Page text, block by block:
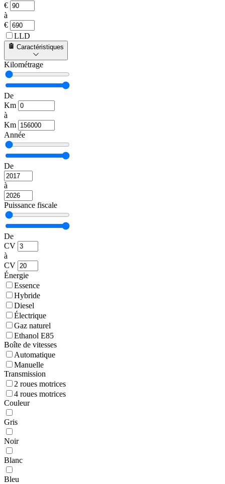
€
à
€
LLD
Caractéristiques
Kilométrage
De
Km
à
Km
Année
De
à
Puissance fiscale
De
CV
à
CV
Énergie
Essence
Hybride
Diesel
Électrique
Gaz naturel
Ethanol E85
Boîte de vitesses
Automatique
Manuelle
Transmission
2 roues motrices
4 roues motrices
Couleur
Gris
Noir
Blanc
Bleu